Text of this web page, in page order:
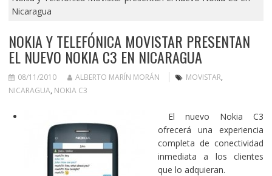
Nicaragua
NOKIA Y TELEFÓNICA MOVISTAR PRESENTAN
EL NUEVO NOKIA C3 EN NICARAGUA
08/11/2010 ALBERTO MARÍN MORÁN MOVISTAR,
NICARAGUA, NOKIA C3
El nuevo Nokia C3
ofrecerá una experiencia
completa de conectividad
inmediata a los clientes
que lo adquieran.